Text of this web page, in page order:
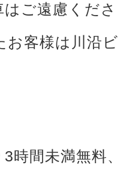
はご遠慮くだ
お客様は川沿
時間未満無料